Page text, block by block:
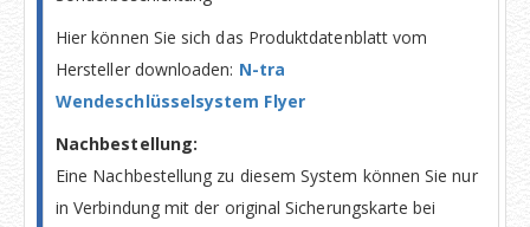
Hier können Sie sich das Produktdatenblatt vom
Hersteller downloaden: N-tra
Wendeschlüsselsystem Flyer
Nachbestellung:
Eine Nachbestellung zu diesem System können Sie nur
in Verbindung mit der original Sicherungskarte bei